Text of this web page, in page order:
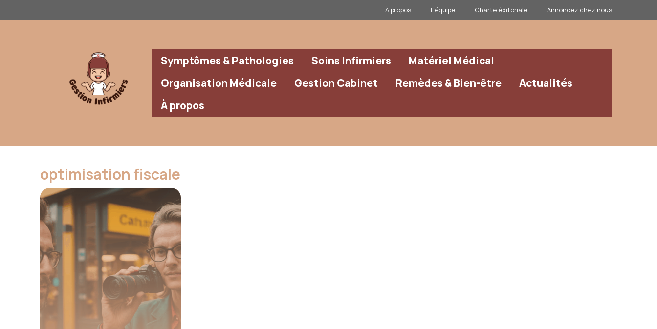
au
À propos L’équipe Charte éditoriale Annoncez chez nous
Symptômes & Pathologies Soins Infirmiers
Matériel Médical
Organisation Médicale
Gestion Cabinet Remèdes & Bien-être
Actualités
À propos
optimisation fiscale